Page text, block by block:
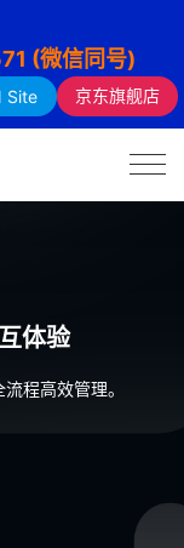
(微信同号)
Site 京东旗舰店
体验
程高效管理。